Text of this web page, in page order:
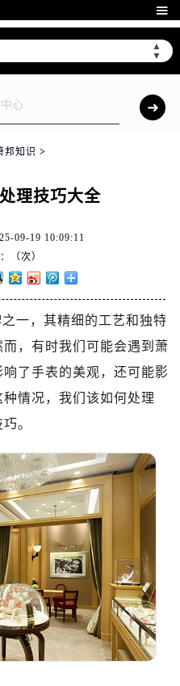

▲
▼
北京市东城区东长安街1号王府井东方广场W3座6层602室售后服务中心（需提前预约）
邦知识 >
理技巧大全
09-19 10:09:11
（次）
一，其精细的工艺和独特
，有时我们可能会遇到萧
了手表的美观，还可能影
情况，我们该如何处理
。